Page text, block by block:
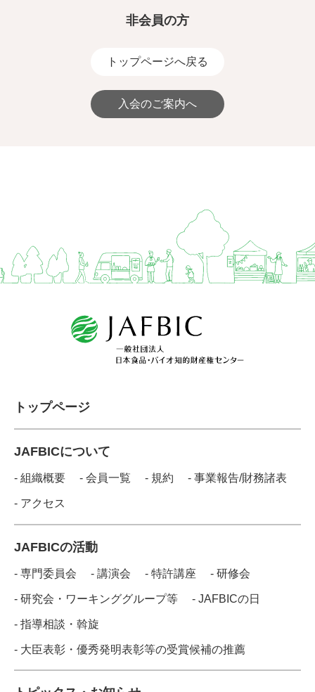
非会員の方
トップページへ戻る
入会のご案内へ
トップページ
JAFBICについて
- 組織概要 - 会員一覧 - 規約 - 事業報告/財務諸表
- アクセス
JAFBICの活動
- 専門委員会 - 講演会 - 特許講座 - 研修会
- 研究会・ワーキンググループ等 - JAFBICの日
- 指導相談・斡旋
- 大臣表彰・優秀発明表彰等の受賞候補の推薦